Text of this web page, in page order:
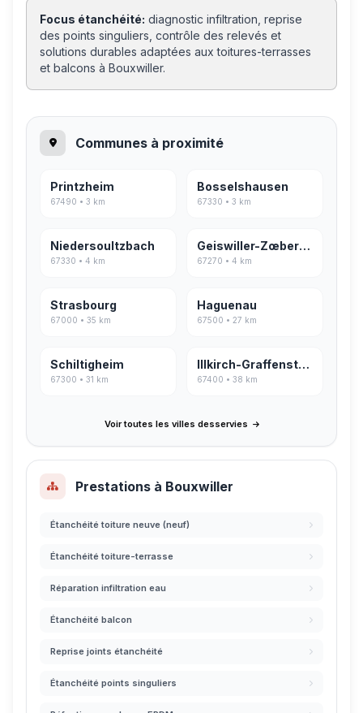
Focus étanchéité: diagnostic infiltration, reprise
des points singuliers, contrôle des relevés et
solutions durables adaptées aux toitures-terrasses
et balcons à Bouxwiller.
Communes à proximité
Printzheim
67490 • 3 km
Bosselshausen
67330 • 3 km
Niedersoultzbach
67330 • 4 km
Geiswiller-Zœbersdorf
67270 • 4 km
Strasbourg
67000 • 35 km
Haguenau
67500 • 27 km
Schiltigheim
67300 • 31 km
Illkirch-Graffenstaden
67400 • 38 km
Voir toutes les villes desservies
Prestations à Bouxwiller
Étanchéité toiture neuve (neuf)
Étanchéité toiture-terrasse
Réparation infiltration eau
Étanchéité balcon
Reprise joints étanchéité
Étanchéité points singuliers